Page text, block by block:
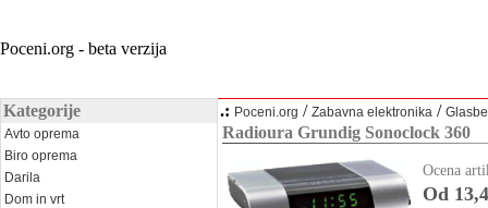
Poceni.org - beta verzija
Kategorije
Avto oprema
Biro oprema
Darila
Dom in vrt
.: Poceni.org / Zabavna elektronika /
Radioura Grundig Sonoclock 360
Ocena
Od